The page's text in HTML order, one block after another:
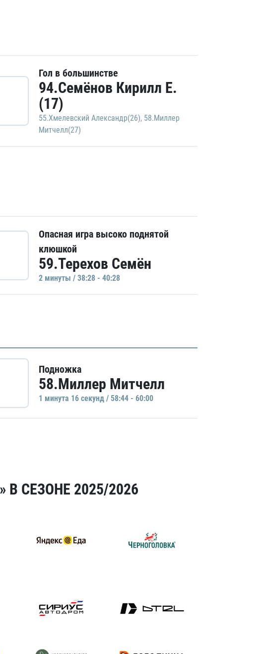
Гол в большинстве
94.Семёнов Кирилл Е.
(17)
55.Хмелевский Александр(26), 58.Миллер
Митчелл(27)
Опасная игра высоко поднятой
клюшкой
59.Терехов Семён
2 минуты / 38:28 - 40:28
Подножка
58.Миллер Митчелл
1 минутa 16 секунд / 58:44 - 60:00
СЕЗОНЕ 2025/2026